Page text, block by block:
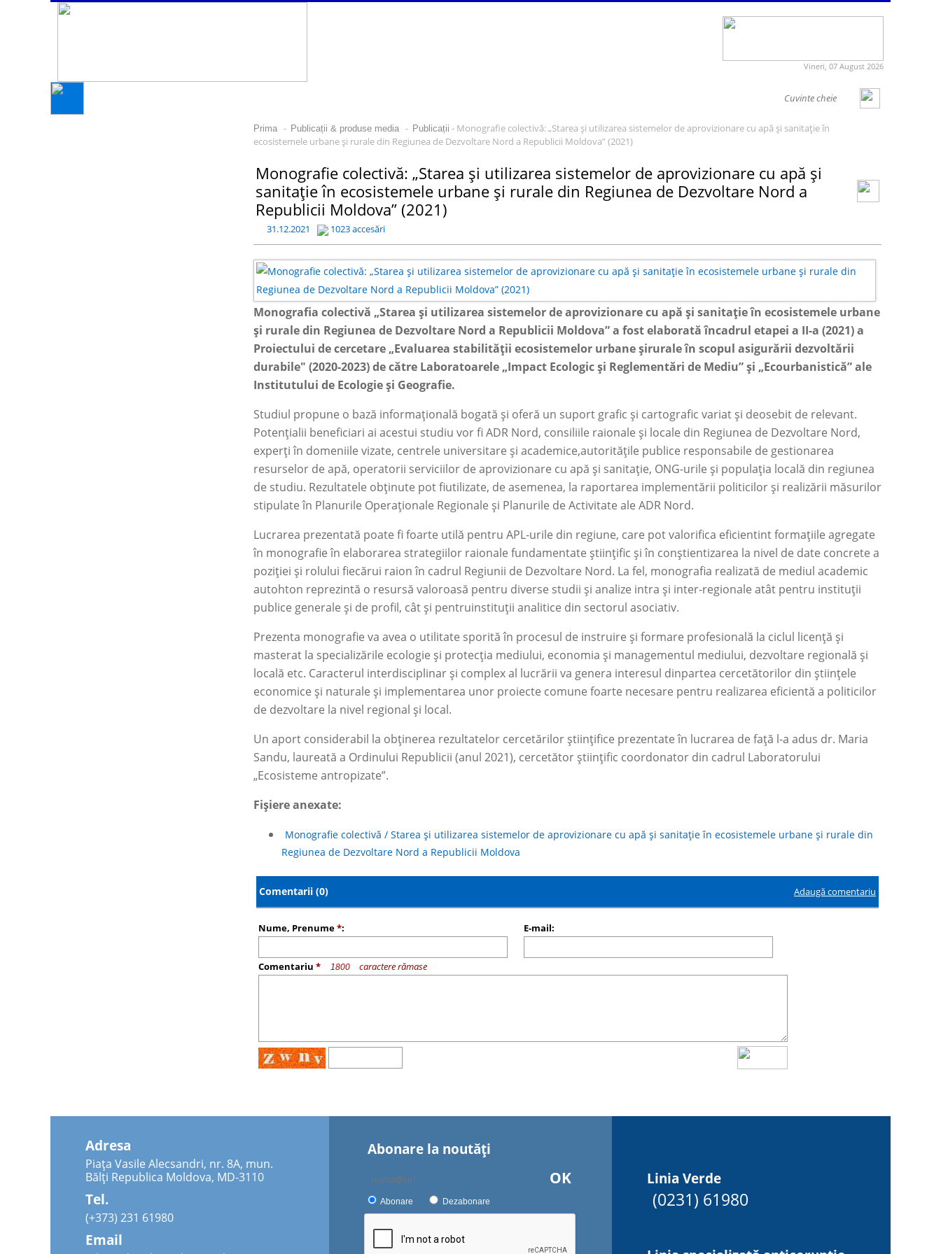
Vineri, 07 August 2026
Prima - Publicații & produse media - Publicații - Monografie colectivă: „Starea și utilizarea sistemelor de aprovizionare cu apă și sanitație în
ecosistemele urbane și rurale din Regiunea de Dezvoltare Nord a Republicii Moldova” (2021)
Monografie colectivă: „Starea și utilizarea sistemelor de aprovizionare cu apă și
sanitație în ecosistemele urbane și rurale din Regiunea de Dezvoltare Nord a
Republicii Moldova” (2021)
31.12.2021 1023 accesări
Monografia colectivă „Starea și utilizarea sistemelor de aprovizionare cu apă și sanitație în ecosistemele urbane
și rurale din Regiunea de Dezvoltare Nord a Republicii Moldova” a fost elaborată încadrul etapei a II-a (2021) a
Proiectului de cercetare „Evaluarea stabilității ecosistemelor urbane șirurale în scopul asigurării dezvoltării
durabile″ (2020-2023) de către Laboratoarele „Impact Ecologic și Reglementări de Mediu” și „Ecourbanistică” ale
Institutului de Ecologie și Geografie.
Studiul propune o bază informațională bogată și oferă un suport grafic și cartografic variat și deosebit de relevant.
Potențialii beneficiari ai acestui studiu vor fi ADR Nord, consiliile raionale și locale din Regiunea de Dezvoltare Nord,
experți în domeniile vizate, centrele universitare și academice,autoritățile publice responsabile de gestionarea
resurselor de apă, operatorii serviciilor de aprovizionare cu apă și sanitație, ONG-urile și populația locală din regiunea
de studiu. Rezultatele obținute pot fiutilizate, de asemenea, la raportarea implementării politicilor și realizării măsurilor
stipulate în Planurile Operaționale Regionale și Planurile de Activitate ale ADR Nord.
Lucrarea prezentată poate fi foarte utilă pentru APL-urile din regiune, care pot valorifica eficientint formațiile agregate
în monografie în elaborarea strategiilor raionale fundamentate științific și în conștientizarea la nivel de date concrete a
poziției și rolului fiecărui raion în cadrul Regiunii de Dezvoltare Nord. La fel, monografia realizată de mediul academic
autohton reprezintă o resursă valoroasă pentru diverse studii și analize intra și inter-regionale atât pentru instituții
publice generale și de profil, cât și pentruinstituții analitice din sectorul asociativ.
Prezenta monografie va avea o utilitate sporită în procesul de instruire și formare profesională la ciclul licență și
masterat la specializările ecologie și protecția mediului, economia și managementul mediului, dezvoltare regională și
locală etc. Caracterul interdisciplinar și complex al lucrării va genera interesul dinpartea cercetătorilor din științele
economice și naturale și implementarea unor proiecte comune foarte necesare pentru realizarea eficientă a politicilor
de dezvoltare la nivel regional și local.
Un aport considerabil la obținerea rezultatelor cercetărilor științifice prezentate în lucrarea de față l-a adus dr. Maria
Sandu, laureată a Ordinului Republicii (anul 2021), cercetător științific coordonator din cadrul Laboratorului
„Ecosisteme antropizate”.
Fișiere anexate:
Monografie colectivă / Starea și utilizarea sistemelor de aprovizionare cu apă și sanitație în ecosistemele urbane și rurale din
Regiunea de Dezvoltare Nord a Republicii Moldova
Comentarii (0) Adaugă comentariu
Nume, Prenume*: E-mail:
Comentariu * caractere rămase
Adresa
Piața Vasile Alecsandri, nr. 8A, mun.
Bălți Republica Moldova, MD-3110
Tel.
(+373) 231 61980
Email
Abonare la noutăţi
OK
Abonare Dezabonare
Linia Verde
(0231) 61980